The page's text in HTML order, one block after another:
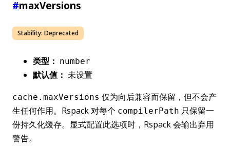
#maxVersions
Stability: Deprecated
类型： number
默认值： 未设置
cache.maxVersions 仅为向后兼容而保留，但不会产
生任何作用。Rspack 对每个 compilerPath 只保留一
份持久化缓存。显式配置此选项时，Rspack 会输出弃用
警告。